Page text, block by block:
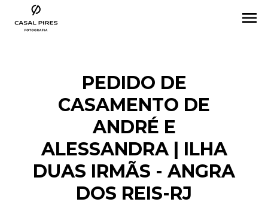
menu
PEDIDO DE
CASAMENTO DE
ANDRÉ E
ALESSANDRA | ILHA
DUAS IRMÃS - ANGRA
DOS REIS-RJ